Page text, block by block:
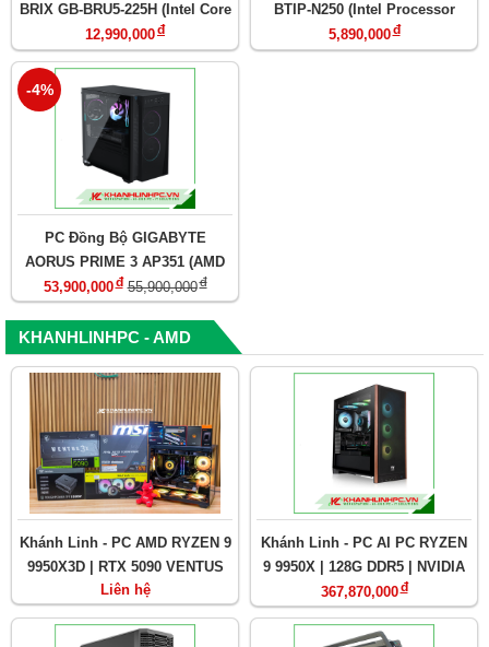
BRIX GB-BRU5-225H (Intel Core
Ultra 5 225H/ DDR5-6400/ 2x
NVMe/ USB4/ Wi-Fi 7/
Bluetooth/ LAN/ VESA)
12,990,000đ
BTIP-N250 (Intel Processor
N250/ DDR5-4800/ NVMe &
5,890,000đ
-4%
PC Đồng Bộ GIGABYTE
AORUS PRIME 3 AP351 (AMD
Ryzen 5/ RTX 5060Ti 16GB/
SSD 1T)
53,900,000đ 55,900,000đ
KHANHLINHPC - AMD
Khánh Linh - PC AMD RYZEN 9
9950X3D | RTX 5090 VENTUS
32GB | Ram 64GB
Liên hệ
Khánh Linh - PC AI PC RYZEN
9 9950X | 128G DDR5 | NVIDIA
RTX PRO 6000 BLACKWELL
96GB
367,870,000đ